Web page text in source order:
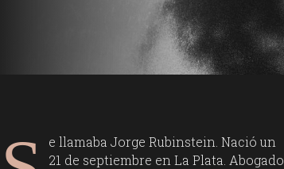
e llamaba Jorge Rubinstein. Nació un
21 de septiembre en La Plata. Abogado